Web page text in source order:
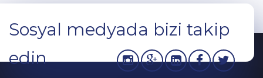
Sosyal medyada bizi takip
edin